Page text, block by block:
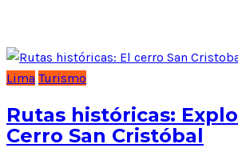
Lima Turismo
Rutas históricas:
Cerro San Cristóbal